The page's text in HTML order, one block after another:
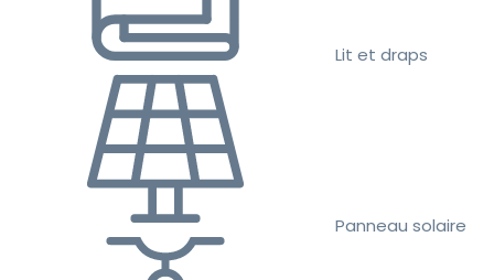
Lit et draps
Panneau solaire